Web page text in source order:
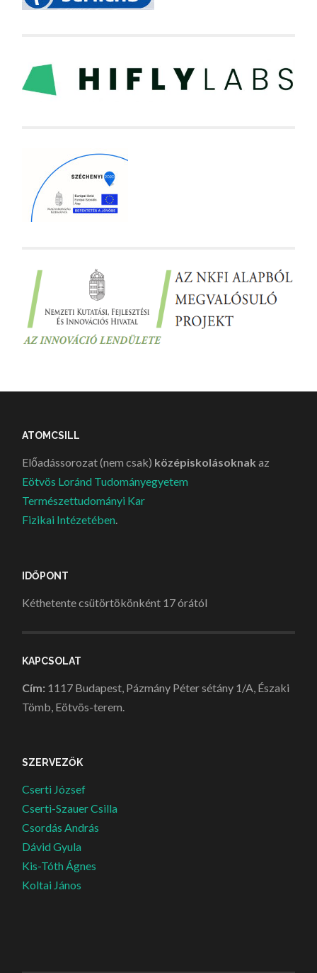
ATOMCSILL
Előadássorozat (nem csak) középiskolásoknak az
Eötvös Loránd Tudományegyetem
Természettudományi Kar
Fizikai Intézetében.
IDŐPONT
Kéthetente csütörtökönként 17 órától
KAPCSOLAT
Cím: 1117 Budapest, Pázmány Péter sétány 1/A, Északi
Tömb, Eötvös-terem.
SZERVEZŐK
Cserti József
Cserti-Szauer Csilla
Csordás András
Dávid Gyula
Kis-Tóth Ágnes
Koltai János